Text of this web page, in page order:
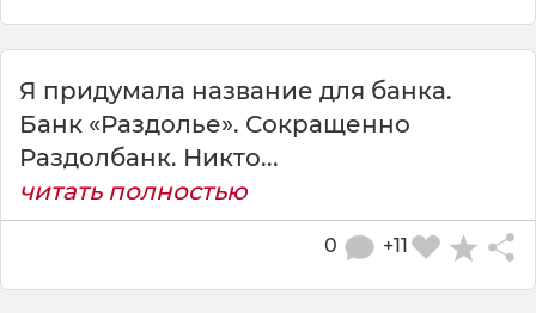
Я придумала название для банка.
Банк «Раздолье». Сокращенно
Раздолбанк. Никто...
читать полностью
+11
0